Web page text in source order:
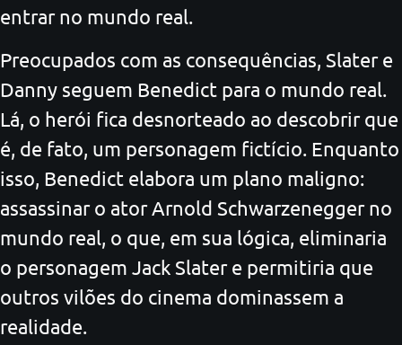
entrar no mundo real.
Preocupados com as consequências, Slater e
Danny seguem Benedict para o mundo real.
Lá, o herói fica desnorteado ao descobrir que
é, de fato, um personagem fictício. Enquanto
isso, Benedict elabora um plano maligno:
assassinar o ator Arnold Schwarzenegger no
mundo real, o que, em sua lógica, eliminaria
o personagem Jack Slater e permitiria que
outros vilões do cinema dominassem a
realidade.